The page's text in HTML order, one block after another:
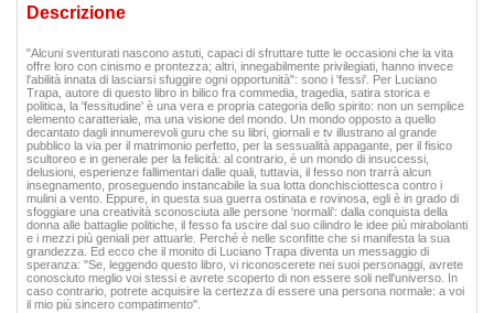
Descrizione
"Alcuni sventurati nascono astuti, capaci di sfruttare tutte le occasioni che la vita
offre loro con cinismo e prontezza; altri, innegabilmente privilegiati, hanno invece
l'abilità innata di lasciarsi sfuggire ogni opportunità": sono i 'fessi'. Per Luciano
Trapa, autore di questo libro in bilico fra commedia, tragedia, satira storica e
politica, la 'fessitudine' è una vera e propria categoria dello spirito: non un semplice
elemento caratteriale, ma una visione del mondo. Un mondo opposto a quello
decantato dagli innumerevoli guru che su libri, giornali e tv illustrano al grande
pubblico la via per il matrimonio perfetto, per la sessualità appagante, per il fisico
scultoreo e in generale per la felicità: al contrario, è un mondo di insuccessi,
delusioni, esperienze fallimentari dalle quali, tuttavia, il fesso non trarrà alcun
insegnamento, proseguendo instancabile la sua lotta donchisciottesca contro i
mulini a vento. Eppure, in questa sua guerra ostinata e rovinosa, egli è in grado di
sfoggiare una creatività sconosciuta alle persone 'normali': dalla conquista della
donna alle battaglie politiche, il fesso fa uscire dal suo cilindro le idee più mirabolanti
e i mezzi più geniali per attuarle. Perché è nelle sconfitte che si manifesta la sua
grandezza. Ed ecco che il monito di Luciano Trapa diventa un messaggio di
speranza: "Se, leggendo questo libro, vi riconoscerete nei suoi personaggi, avrete
conosciuto meglio voi stessi e avrete scoperto di non essere soli nell'universo. In
caso contrario, potrete acquisire la certezza di essere una persona normale: a voi
il mio più sincero compatimento".